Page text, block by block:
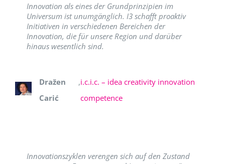
Innovation als eines der Grundprinzipien im
Universum ist unumgänglich. I3 schafft proaktiv
Initiativen in verschiedenen Bereichen der
Innovation, die für unsere Region und darüber
hinaus wesentlich sind.
Dražen
Carić
,i.c.i.c. – idea creativity innovation
competence
Innovationszyklen verengen sich auf den Zustand